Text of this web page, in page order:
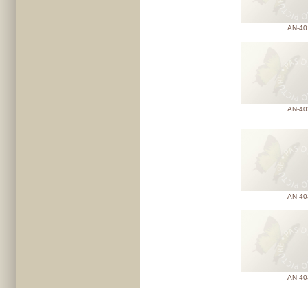
AN-
AN-
AN-
AN-